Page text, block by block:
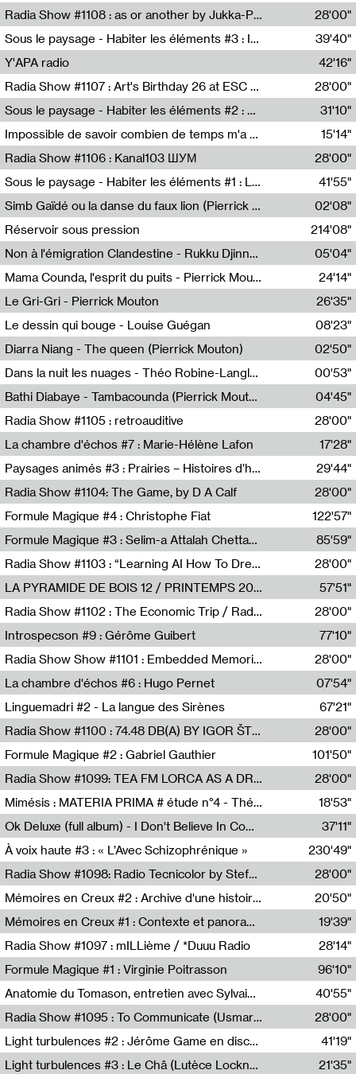
Sarah Tritz,Elene Lapiashivili,Justin Marconnet,Mateo Cuche,Esther Lechevalier,Suzie Lecroart,Romance CasteletRadia Show #1108 : as or another by Jukka-Pekka Kervinen / Rádio Zero
Radio Zero
28'00"
Sous le paysage - Habiter les éléments #3 : Interprétations, rituels et symboliques des éléments
Nastassja Martin
39'40"
Y'APA radio
Pierrick Mouton
42'16"
Radia Show #1107 : Art's Birthday 26 at ESC - Medien Kunst Labor
Radio Helsinki
28'00"
Sous le paysage - Habiter les éléments #2 : Vers le tournant élémentaire
Nastassja Martin
31'10"
Impossible de savoir combien de temps m'a échappé
Mélanie Blaison,Mateo Cuin
15'14"
Radia Show #1106 : Kanal103 ШУМ
Kanal103
28'00"
Sous le paysage - Habiter les éléments #1 : Les éléments et les débordements du vivant
Nastassja Martin
41'55"
Simb Gaïdé ou la danse du faux lion (Pierrick Mouton)
Pierrick Mouton,Simb Gaïdé
02'08"
Réservoir sous pression
214'08"
Non à l'émigration Clandestine - Rukku Djinne Squad (Eden Tinto Collins)
Eden Tinto Collins,Rukku Djinne
05'04"
Mama Counda, l'esprit du puits - Pierrick Mouton
Pierrick Mouton
24'14"
Le Gri-Gri - Pierrick Mouton
Pierrick Mouton
26'35"
Le dessin qui bouge - Louise Guégan
Louise Guégan
08'23"
Diarra Niang - The queen (Pierrick Mouton)
Pierrick Mouton,Diarra Niang
02'50"
Dans la nuit les nuages - Théo Robine-Langlois
Théo Robine-Langlois,LD Beat
00'53"
Bathi Diabaye - Tambacounda (Pierrick Mouton)
Pierrick Mouton,Bathi Diabaye
04'45"
Radia Show #1105 : retroauditive
Soundart Radio
28'00"
La chambre d'échos #7 : Marie-Hélène Lafon
Revue Les Chambres,Marie-Hélène Lafon
17'28"
Paysages animés #3 : Prairies – Histoires d’herbes et d’humains
Anne Simon
29'44"
Radia Show #1104: The Game, by D A Calf
Radio One NZ
28'00"
Formule Magique #4 : Christophe Fiat
Nathalie Lacroix
122'57"
Formule Magique #3 : Selim-a Attalah Chettaoui
Nathalie Lacroix,Selim-a Attalah Chettaoui
85'59"
Radia Show #1103 : “Learning AI How To Dream” by Sebastian Dingens (Radio Campus Bruxelles)
Radio Campus Bruxelles
28'00"
LA PYRAMIDE DE BOIS 12 / PRINTEMPS 2026
Sammy Stein
57'51"
Radia Show #1102 : The Economic Trip / Radio Grenouille
Radio Grenouille
28'00"
Introspecson #9 : Gérôme Guibert
Pierre Henry,Gérôme Guibert
77'10"
Radia Show Show #1101 : Embedded Memories by Jimmy Peggie / radioart106
Jimmy Peggie,radioart106
28'00"
La chambre d'échos #6 : Hugo Pernet
Revue Les Chambres,Hugo Pernet
07'54"
Linguemadri #2 - La langue des Sirènes
Meris Angioletti
67'21"
Radia Show #1100 : 74.48 DB(A) BY IGOR ŠTROMAJER FOR RADIO X
radio x
28'00"
Formule Magique #2 : Gabriel Gauthier
Nathalie Lacroix,Gabriel Gauthier
101'50"
Radia Show #1099: TEA FM LORCA AS A DREAM
TEAFM
28'00"
Mimésis : MATERIA PRIMA # étude n°4 - Théâtre de l’Aquarium
Francesco Russo,Scuola della Crisi
18'53"
Ok Deluxe (full album) - I Don't Believe In Computing
37'11"
À voix haute #3 : « L’Avec Schizophrénique »
230'49"
Radia Show #1098: Radio Tecnicolor by Stefan Nussbaumer & Georg Zichy (Radio Orange 94.0)
Radio Orange 94.0
28'00"
Mémoires en Creux #2 : Archive d'une histoire artistique
Sophie Auger-Grappin
20'50"
Mémoires en Creux #1 : Contexte et panorama
Sophie Auger-Grappin
19'39"
Radia Show #1097 : mILLième / *Duuu Radio
28'14"
Formule Magique #1 : Virginie Poitrasson
Nathalie Lacroix,Virginie Poitrasson
96'10"
Anatomie du Tomason, entretien avec Sylvain Cardonnel
Loraine Baud,Sylvain Cardonnel
40'55"
Radia Show #1095 : To Communicate (Usmaradio)
Usmaradio
28'00"
Light turbulences #2 : Jérôme Game en discussion avec Thomas Corlin
41'19"
Light turbulences #3 : Le Châ (Lutèce Lockness)
21'35"